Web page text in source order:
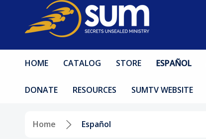
HOME CATALOG STORE ESPAÑOL
DONATE RESOURCES SUMTV WEBSITE
Home Español